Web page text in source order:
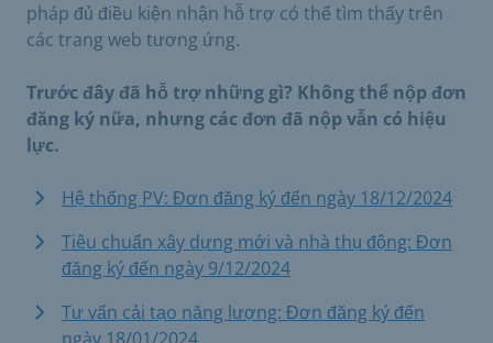
pháp đủ điều kiện nhận hỗ trợ có thể tìm thấy trên
các trang web tương ứng.
Trước đây đã hỗ trợ những gì? Không thể nộp đơn
đăng ký nữa, nhưng các đơn đã nộp vẫn có hiệu
lực.
Hệ thống PV: Đơn đăng ký đến ngày 18/12/2024
Tiêu chuẩn xây dựng mới và nhà thụ động: Đơn
đăng ký đến ngày 9/12/2024
Tư vấn cải tạo năng lượng: Đơn đăng ký đến